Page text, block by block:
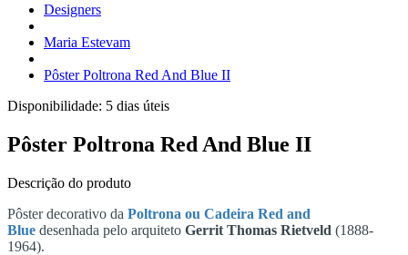
Designers
Maria Estevam
Pôster Poltrona Red And Blue II
Disponibilidade: 5 dias úteis
Pôster Poltrona Red And Blue II
Descrição do produto
Pôster decorativo da Poltrona ou Cadeira Red and
Blue desenhada pelo arquiteto Gerrit Thomas Rietveld (1888-
1964).